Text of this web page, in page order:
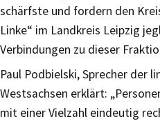
schärfste und fordern den
Linke“ im Landkreis Leipzig
Verbindungen zu dieser
Paul Podbielski, Sprecher der
Westsachsen erklärt:
mit einer Vielzahl eindeutig